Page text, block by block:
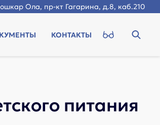
Ола, пр-кт Гагарина, д.8, каб.210
КОНТАКТЫ
питания